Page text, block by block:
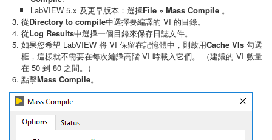
LabVIEW 5.x 及更早版本：選擇File » Mass Compile 。
從Directory to compile中選擇要編譯的 VI 的目錄。
從Log Results中選擇一個目錄來保存日誌文件。
如果您希望 LabVIEW 將 VI 保留在記憶體中，則啟用Cache VIs 勾選
框，這樣就不需要在每次編譯高階 VI 時載入它們。 （建議的 VI 數量
在 50 到 80 之間。）
點擊Mass Compile。